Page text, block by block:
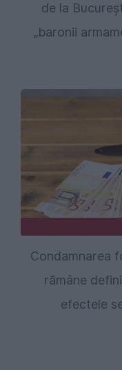
de la
„baronii
Condamnarea
rămâne
efectele